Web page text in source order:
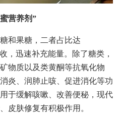
营养剂”
和果糖，二者占比达
，迅速补充能量。除了糖类，
物质以及类黄酮等抗氧化物
炎、润肺止咳、促进消化等功
于缓解咳嗽、改善便秘，现代
皮肤修复有积极作用。